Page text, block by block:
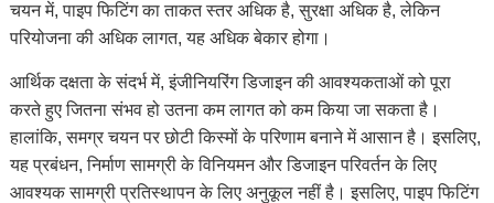
चयन में, पाइप फिटिंग का ताकत स्तर अधिक है, सुरक्षा अधिक है, लेकिन
परियोजना की अधिक लागत, यह अधिक बेकार होगा।
आर्थिक दक्षता के संदर्भ में, इंजीनियरिंग डिजाइन की आवश्यकताओं को पूरा
करते हुए जितना संभव हो उतना कम लागत को कम किया जा सकता है।
हालांकि, समग्र चयन पर छोटी किस्मों के परिणाम बनाने में आसान है। इसलिए,
यह प्रबंधन, निर्माण सामग्री के विनियमन और डिजाइन परिवर्तन के लिए
आवश्यक सामग्री प्रतिस्थापन के लिए अनुकूल नहीं है। इसलिए, पाइप फिटिंग